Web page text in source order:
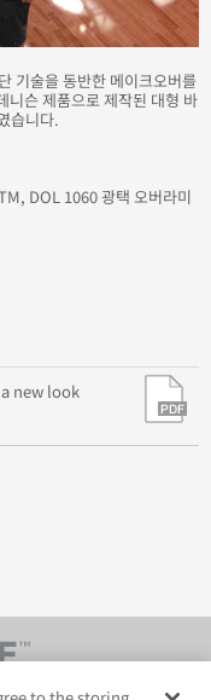
기술을 동반한 메이크오버를
니슨 제품으로 제작된 대형 바
습니다.
DOL 1060 광택 오버라미
new look